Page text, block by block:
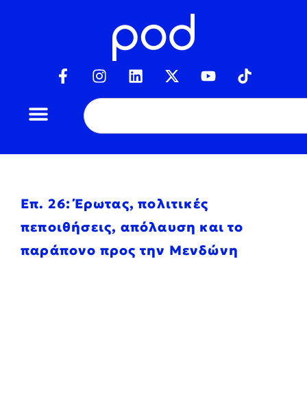
Επ. 26: Έρωτας, πολιτικές
πεποιθήσεις, απόλαυση και το
παράπονο προς την Μενδώνη